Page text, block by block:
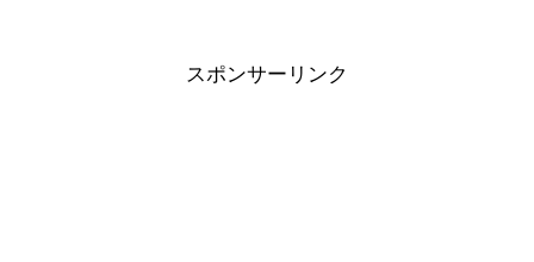
スポンサーリンク